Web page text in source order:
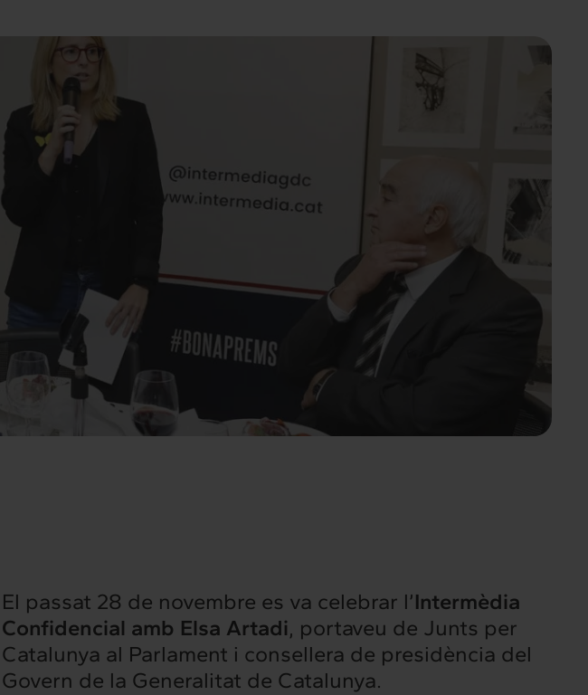
El passat 28 de novembre es va celebrar l’Intermèdia
Confidencial amb Elsa Artadi, portaveu de Junts per
Catalunya al Parlament i consellera de presidència del
Govern de la Generalitat de Catalunya.